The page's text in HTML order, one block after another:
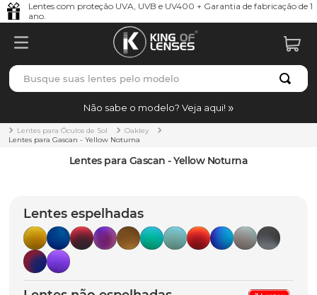
Lentes com proteção UVA, UVB e UV400 + Garantia de fabricação de 1
ano.
Busque suas lentes pelo modelo
Não sabe o modelo? Veja aqui!
Lentes para Óculos de Sol
Oakley
Lentes para Gascan - Yellow Noturna
Lentes para Gascan - Yellow Noturna
Lentes espelhadas
TERMOS MAIS BUSCADOS
1º borrachas
holbrook
5º chaves
6º t-shock
7º gasket